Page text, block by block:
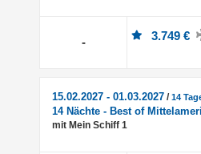
- 3.749 €
15.02.2027 - 01.03.2027 /14
14 Nächte - Best of
mit Mein Schiff 1